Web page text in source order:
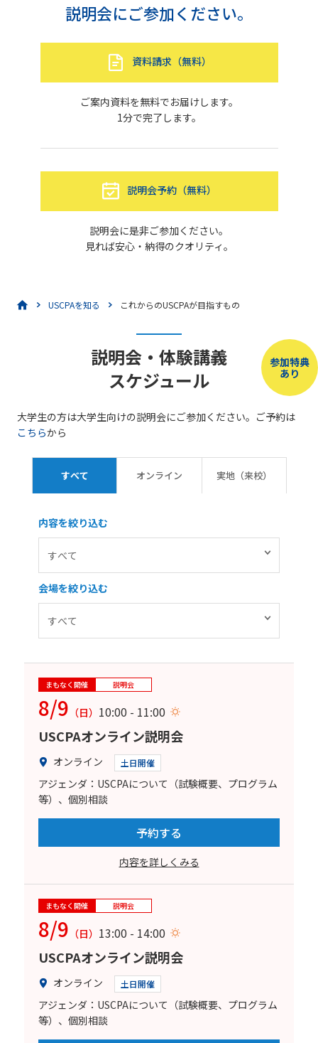
説明会にご参加ください。
資料請求（無料）
ご案内資料を無料でお届けします。
1分で完了します。
説明会予約（無料）
説明会に是非ご参加ください。
見れば安心・納得のクオリティ。
USCPAを知る これからのUSCPAが目指すもの
参加特典
あり
説明会・体験講義
スケジュール
大学生の方は大学生向けの説明会にご参加ください。ご予約は
こちらから
すべて オンライン 実地（来校）
内容を絞り込む
会場を絞り込む
まもなく開催 説明会
8/9 （日） 10:00 - 11:00
USCPAオンライン説明会
オンライン 土日開催
アジェンダ：USCPAについて（試験概要、プログラム
等）、個別相談
予約する
内容を詳しくみる
まもなく開催 説明会
8/9 （日） 13:00 - 14:00
USCPAオンライン説明会
オンライン 土日開催
アジェンダ：USCPAについて（試験概要、プログラム
等）、個別相談